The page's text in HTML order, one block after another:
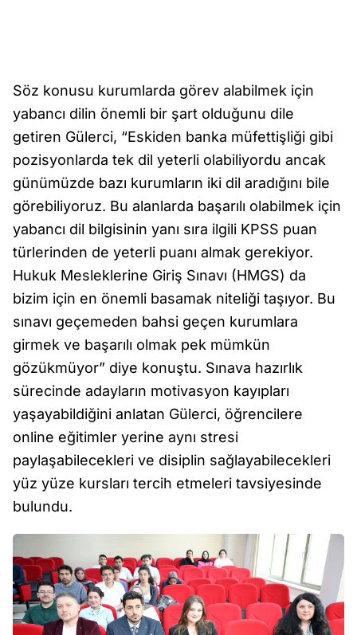
Söz konusu kurumlarda görev alabilmek için
yabancı dilin önemli bir şart olduğunu dile
getiren Gülerci, “Eskiden banka müfettişliği gibi
pozisyonlarda tek dil yeterli olabiliyordu ancak
günümüzde bazı kurumların iki dil aradığını bile
görebiliyoruz. Bu alanlarda başarılı olabilmek için
yabancı dil bilgisinin yanı sıra ilgili KPSS puan
türlerinden de yeterli puanı almak gerekiyor.
Hukuk Mesleklerine Giriş Sınavı (HMGS) da
bizim için en önemli basamak niteliği taşıyor. Bu
sınavı geçemeden bahsi geçen kurumlara
girmek ve başarılı olmak pek mümkün
gözükmüyor” diye konuştu. Sınava hazırlık
sürecinde adayların motivasyon kayıpları
yaşayabildiğini anlatan Gülerci, öğrencilere
online eğitimler yerine aynı stresi
paylaşabilecekleri ve disiplin sağlayabilecekleri
yüz yüze kursları tercih etmeleri tavsiyesinde
bulundu.